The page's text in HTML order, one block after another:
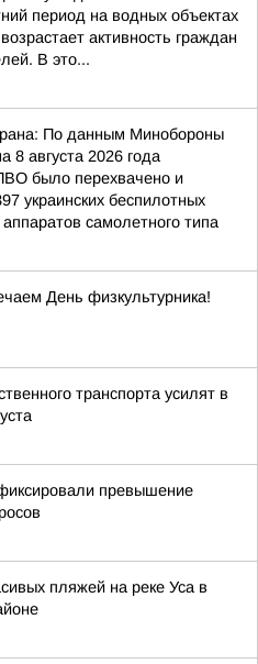
период на водных объектах
активность граждан
В это...
По данным Минобороны
8 августа 2026 года
было перехвачено и
украинских беспилотных
самолетного типа
День физкультурника!
транспорта усилят в
превышение
пляжей на реке Уса в